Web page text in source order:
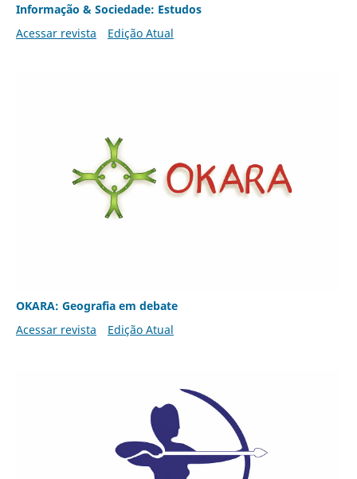
Informação & Sociedade: Estudos
Acessar revista
Edição Atual
OKARA: Geografia em debate
Acessar revista
Edição Atual